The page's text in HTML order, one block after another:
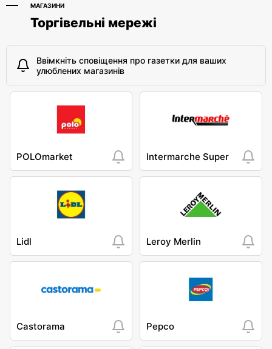
МАГАЗИНИ
Торгівельні мережі
Ввімкніть сповіщення про газетки для ваших
улюблених магазинів
POLOmarket Intermarche Super
Lidl Leroy Merlin
Castorama Pepco